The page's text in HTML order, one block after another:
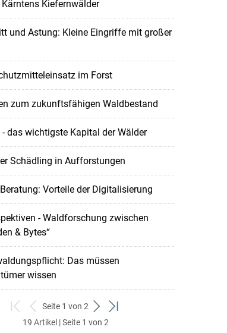
Kiefernwälder
und Astung: Kleine Eingriffe mit großer
im Forst
zum zukunftsfähigen Waldbestand
- das wichtigste Kapital der Wälder
Schädling in Aufforstungen
Vorteile der Digitalisierung
- Waldforschung zwischen
& Bytes“
Das müssen
wissen
zum
ersten
zurück
zum
Seite 1 von 2
weiter
zum
zum
19 Artikel | Seite 1 von 2